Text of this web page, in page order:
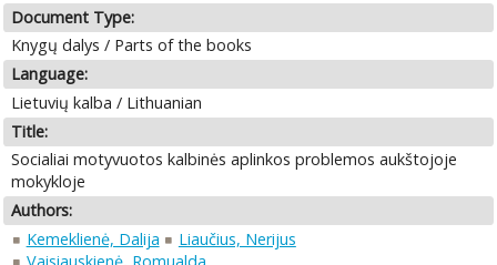
Document Type:
Knygų dalys / Parts of the books
Language:
Lietuvių kalba / Lithuanian
Title:
Socialiai motyvuotos kalbinės aplinkos problemos aukštojoje
mokykloje
Authors:
Kemeklienė, Dalija
Liaučius, Nerijus